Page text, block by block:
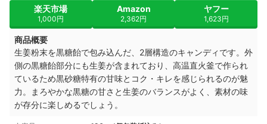
楽天市場
1,000円
Amazon
2,362円
ヤフー
1,623円
商品概要
生姜粉末を黒糖飴で包み込んだ、2層構造のキャンディです。外
側の黒糖飴部分にも生姜が含まれており、高温直火釜で作られ
ているため黒砂糖特有の甘味とコク・キレを感じられるのが魅
力。まろやかな黒糖の甘さと生姜のバランスがよく、素材の味
が存分に楽しめるでしょう。